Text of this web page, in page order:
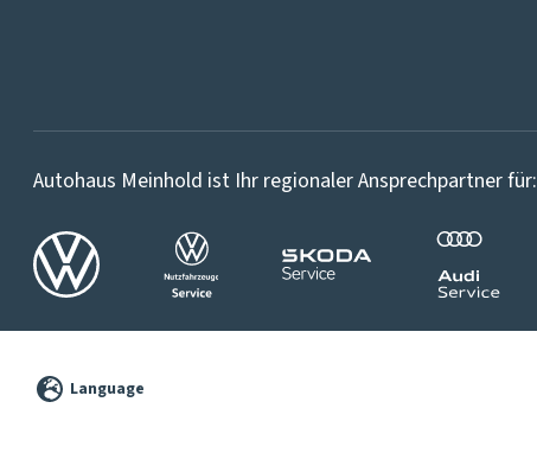
Autohaus Meinhold ist Ihr regionaler Ansprechpartner für:
2026
Pixelbrand
Language